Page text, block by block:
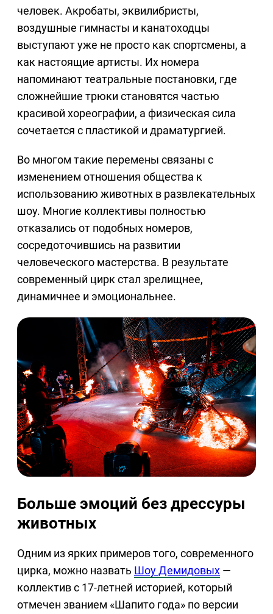
человек. Акробаты, эквилибристы,
воздушные гимнасты и канатоходцы
выступают уже не просто как спортсмены, а
как настоящие артисты. Их номера
напоминают театральные постановки, где
сложнейшие трюки становятся частью
красивой хореографии, а физическая сила
сочетается с пластикой и драматургией.
Во многом такие перемены связаны с
изменением отношения общества к
использованию животных в развлекательных
шоу. Многие коллективы полностью
отказались от подобных номеров,
сосредоточившись на развитии
человеческого мастерства. В результате
современный цирк стал зрелищнее,
динамичнее и эмоциональнее.
Больше эмоций без дрессуры
животных
Одним из ярких примеров того, современного
цирка, можно назвать Шоу Демидовых —
коллектив с 17-летней историей, который
отмечен званием «Шапито года» по версии